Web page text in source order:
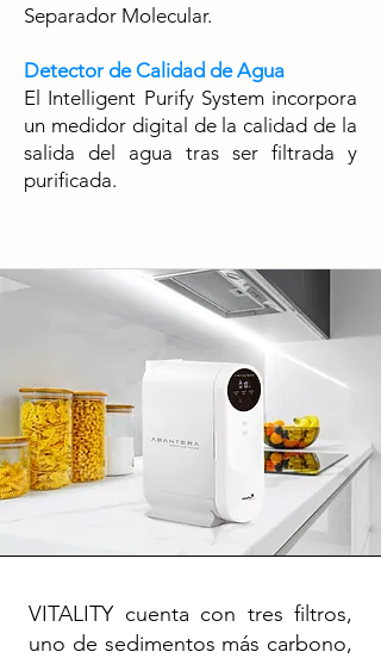
Separador Molecular.
Detector de Calidad de Agua
El Intelligent Purify System incorpora
un medidor digital de la calidad de la
salida del agua tras ser filtrada y
purificada.
VITALITY cuenta con tres filtros,
uno de sedimentos más carbono,